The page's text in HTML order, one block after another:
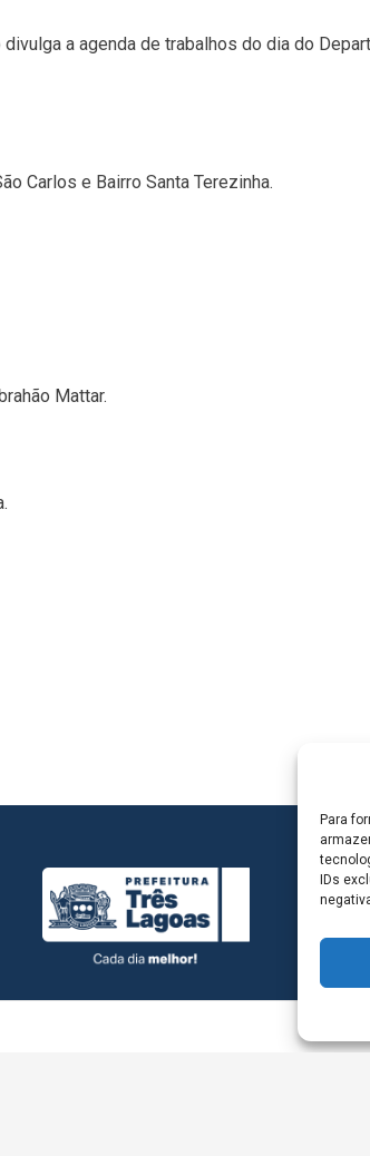
Para
IDs
a agenda de trabalhos do dia do
Carlos e Bairro Santa Terezinha.
Mattar.